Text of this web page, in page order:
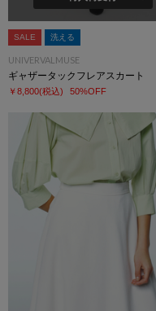
SALE 洗える
UNIVERVALMUSE
ギャザータックフレアスカート
￥8,800(税込) 50%OFF